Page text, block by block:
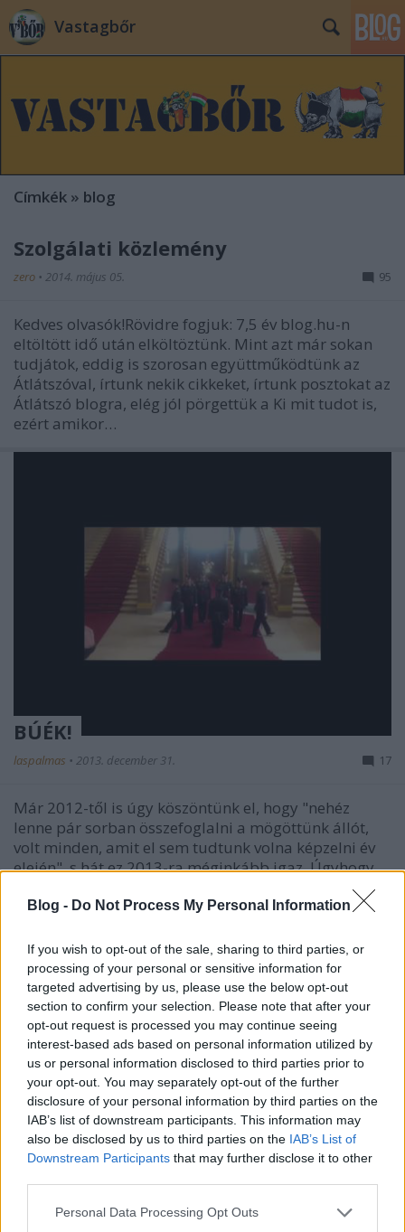
Blog - Do Not Process My Personal Information
If you wish to opt-out of the sale, sharing to third parties, or
processing of your personal or sensitive information for
targeted advertising by us, please use the below opt-out
section to confirm your selection. Please note that after your
opt-out request is processed you may continue seeing
interest-based ads based on personal information utilized by
us or personal information disclosed to third parties prior to
your opt-out. You may separately opt-out of the further
disclosure of your personal information by third parties on the
IAB’s list of downstream participants. This information may
also be disclosed by us to third parties on the IAB’s List of
Downstream Participants that may further disclose it to other
Please note that this website/app uses one or more Google
Personal Data Processing Opt Outs
Vastagbőr
Címkék » blog
Szolgálati közlemény
zero • 2014. május 05. 95
Kedves olvasók!Rövidre fogjuk: 7,5 év blog.hu-n
eltöltött idő után elköltöztünk. Mint azt már sokan
tudjátok, eddig is szorosan együttműködtünk az
Átlátszóval, írtunk nekik cikkeket, írtunk posztokat az
Átlátszó blogra, elég jól pörgettük a Ki mit tudot is,
ezért amikor…
BÚÉK!
laspalmas • 2013. december 31. 17
Már 2012-től is úgy köszöntünk el, hogy "nehéz
lenne pár sorban összefoglalni a mögöttünk állót,
volt minden, amit el sem tudtunk volna képzelni év
elején", s hát ez 2013-ra méginkább igaz. Úgyhogy
ezt az esztendőt meg sem próbáljuk összefoglalni,
mert se időnk se kedvünk…
Szolgálati közlemény
laspalmas• 2012. október 29.
Múlt héten elindította a KiMitTud közadatigénylő
rendszert is üzemeltető Átlátszó portál a blogját,
ahol picivel többet és személyesebb hangvételben
írnak, mint az anyaoldalon. Az Átlátszót gondolom
nem kell senkinek bemutatni, Bodoky Tamás és
Mong Attila a két húzónév…
Öt éves a blog
2012. szeptember 21.